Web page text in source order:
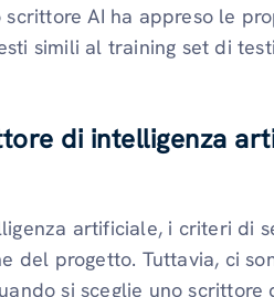
AI ha appreso le
simili al training set di
di intelligenza
artificiale, i criteri di
del progetto. Tuttavia, ci
si sceglie uno